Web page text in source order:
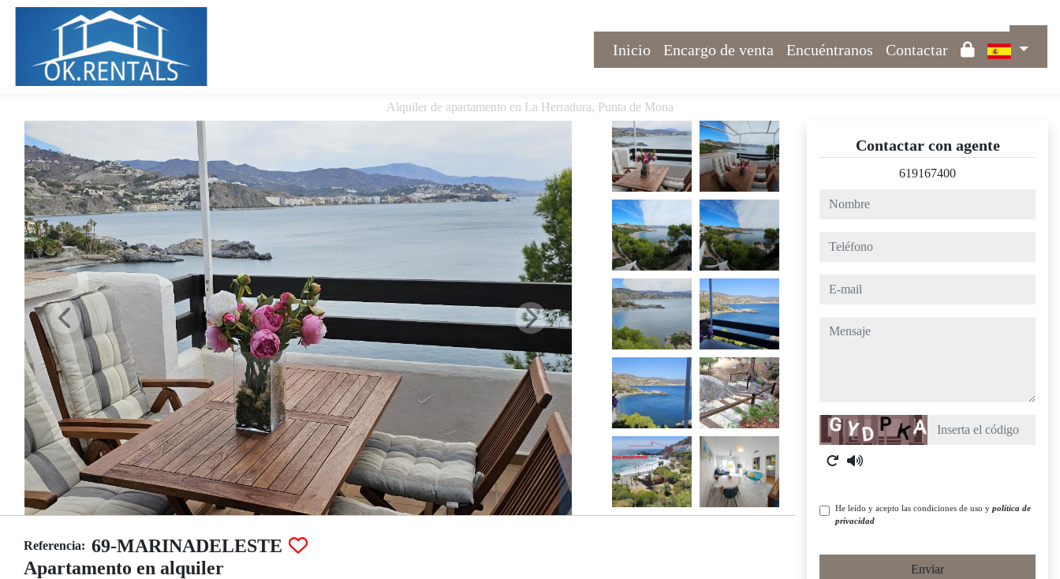
Inicio Encargo de venta Encuéntranos Contactar
Alquiler de apartamento en La Herradura, Punta de Mona
Referencia: 69-MARINADELESTE
Apartamento en alquiler
Contactar con agente
619167400
nombre
teléfono
e-mail
mensaje
Captcha
He leído y acepto las condiciones de uso y política de
privacidad
Enviar